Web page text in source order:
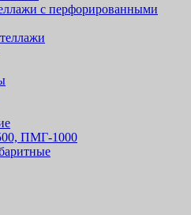
с перфорированными
ПМГ-1000